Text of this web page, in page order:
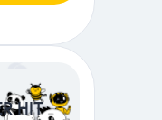
HIT